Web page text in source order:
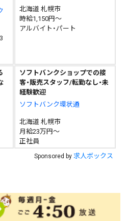
北海道 札幌市
時給1,150円～
アルバイト・パート
ソフトバンクショップでの接
客・販売スタッフ/転勤なし・未
経験歓迎
ソフトバンク環状通
北海道 札幌市
月給23万円～
正社員
Sponsored by 求人ボックス